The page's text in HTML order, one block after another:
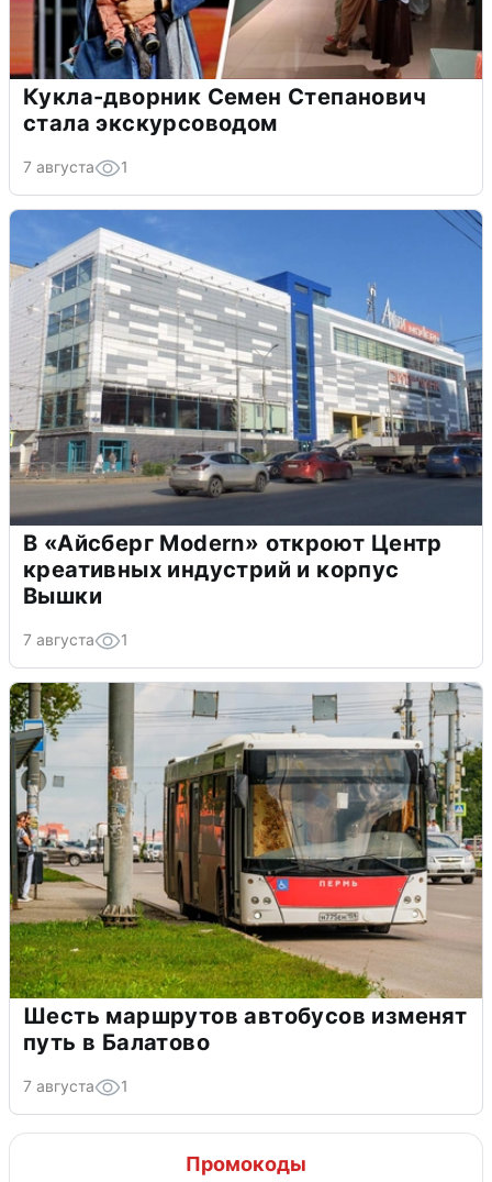
Кукла-дворник Семен Степанович
стала экскурсоводом
7 августа 1
В «Айсберг Modern» откроют Центр
креативных индустрий и корпус
Вышки
7 августа 1
Шесть маршрутов автобусов изменят
путь в Балатово
7 августа 1
Промокоды